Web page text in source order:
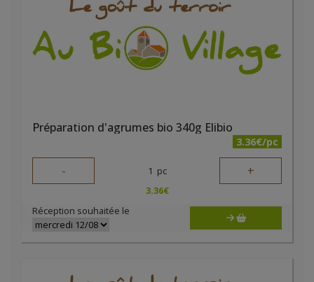
Préparation d'agrumes bio 340g Elibio
3.36€/pc
- 1 pc +
3.36€
Réception souhaitée le